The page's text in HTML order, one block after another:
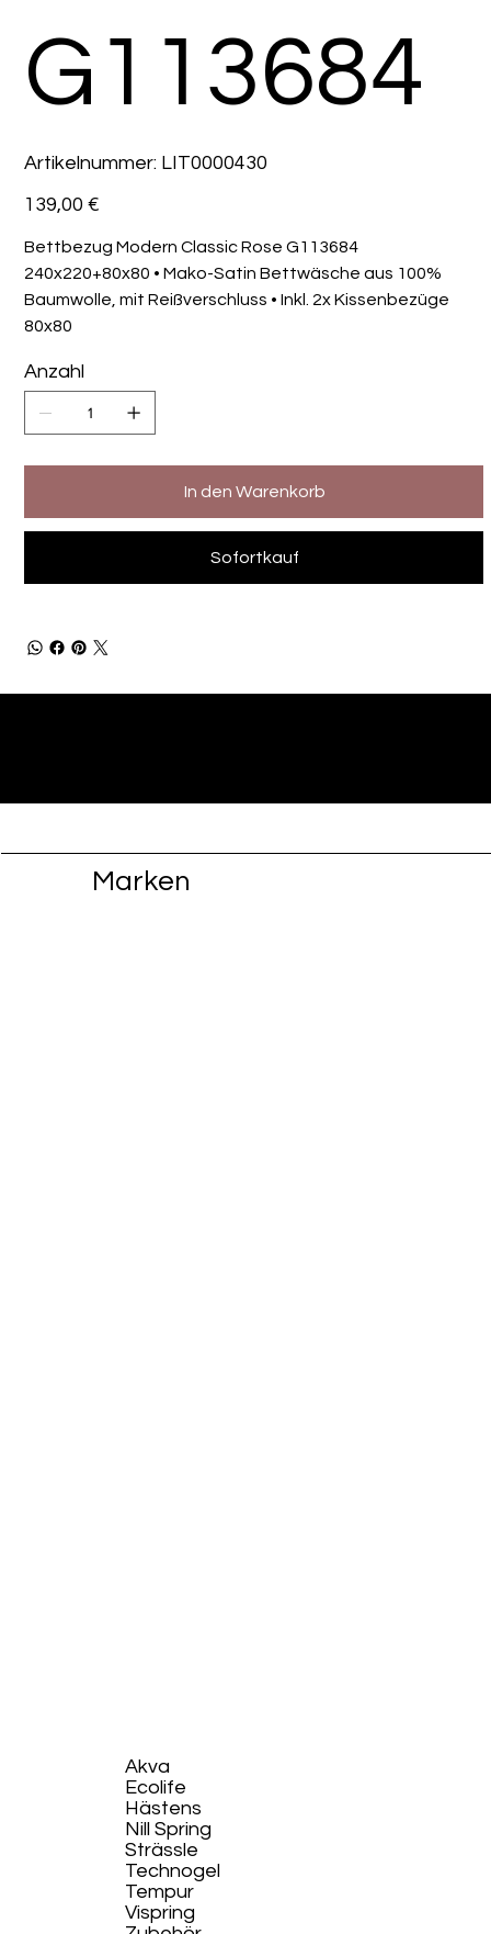
G113684
Artikelnummer: Artikelnummer:
LIT0000430
LIT0000430
Preis
139,00 €
Bettbezug Modern Classic Rose G113684
240x220+80x80 • Mako-Satin Bettwäsche aus 100%
Baumwolle, mit Reißverschluss • Inkl. 2x Kissenbezüge
80x80
Anzahl
In den Warenkorb
Sofortkauf
Marken
Akva
Ecolife​
Hästens
Nill Spring
Strässle
Technogel
Tempur
Vispring